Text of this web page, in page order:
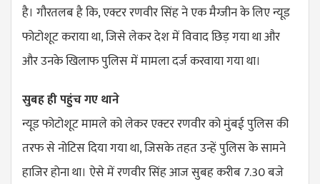
है। गौरतलब है कि, एक्टर रणवीर सिंह ने एक मैग्जीन के लिए न्यूड
फोटोशूट कराया था, जिसे लेकर देश में विवाद छिड़ गया था और
और उनके खिलाफ पुलिस में मामला दर्ज करवाया गया था।
सुबह ही पहुंच गए थाने
न्यूड फोटोशूट मामले को लेकर एक्टर रणवीर को मुंबई पुलिस की
तरफ से नोटिस दिया गया था, जिसके तहत उन्हें पुलिस के सामने
हाजिर होना था। ऐसे में रणवीर सिंह आज सुबह करीब 7.30 बजे